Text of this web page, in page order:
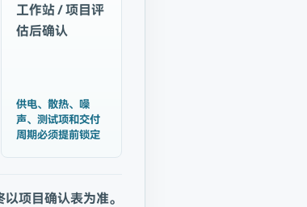
工作站 / 项目评
估后确认
供电、散热、噪
声、测试项和交付
周期必须提前锁定
项目确认表为准。